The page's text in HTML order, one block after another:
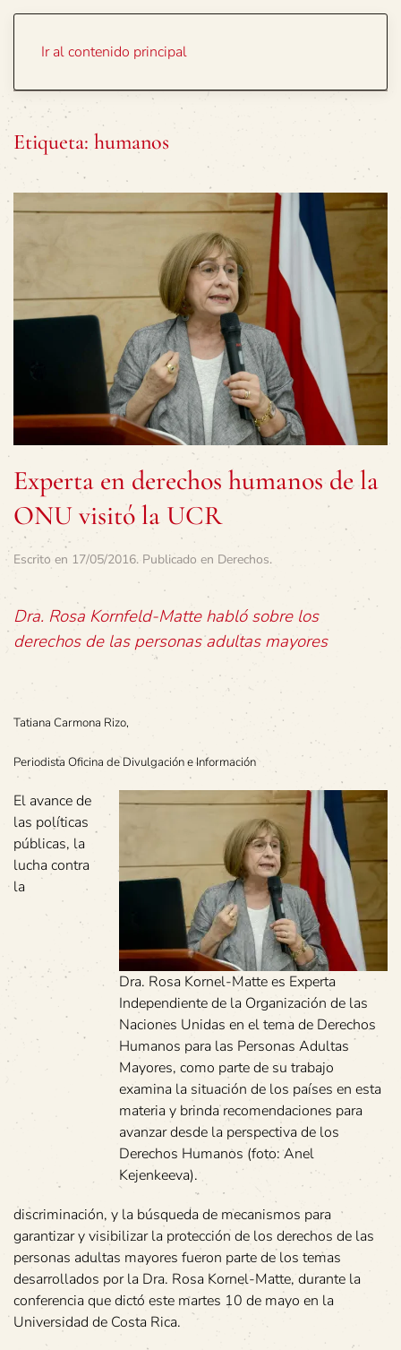
Ir al contenido principal
Etiqueta: humanos
Experta en derechos humanos de la
ONU visitó la UCR
Escrito en 17/05/2016. Publicado en Derechos.
Dra. Rosa Kornfeld-Matte habló sobre los
derechos de las personas adultas mayores
Tatiana Carmona Rizo,
Periodista Oficina de Divulgación e Información
Dra. Rosa Kornel-Matte es Experta
Independiente de la Organización de las
Naciones Unidas en el tema de Derechos
Humanos para las Personas Adultas
Mayores, como parte de su trabajo
examina la situación de los países en esta
materia y brinda recomendaciones para
avanzar desde la perspectiva de los
Derechos Humanos (foto: Anel
Kejenkeeva).
El avance de
las políticas
públicas, la
lucha contra
la
discriminación, y la búsqueda de mecanismos para
garantizar y visibilizar la protección de los derechos de las
personas adultas mayores fueron parte de los temas
desarrollados por la Dra. Rosa Kornel-Matte, durante la
conferencia que dictó este martes 10 de mayo en la
Universidad de Costa Rica.